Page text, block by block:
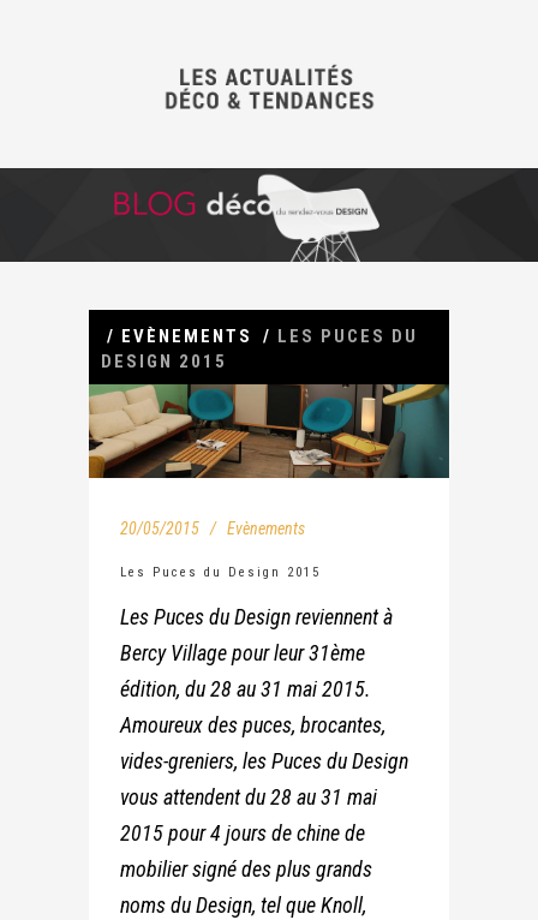
/ EVÈNEMENTS / LES PUCES DU
DESIGN 2015
20/05/2015 Evènements
Les Puces du Design 2015
Les Puces du Design reviennent à
Bercy Village pour leur 31ème
édition, du 28 au 31 mai 2015.
Amoureux des puces, brocantes,
vides-greniers, les Puces du Design
vous attendent du 28 au 31 mai
2015 pour 4 jours de chine de
mobilier signé des plus grands
noms du Design, tel que Knoll,